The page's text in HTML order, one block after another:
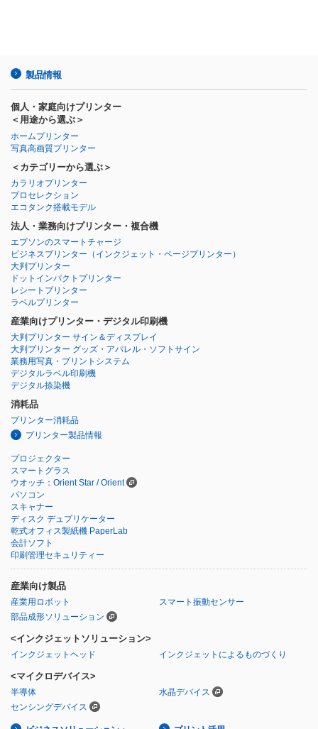
製品情報
個人・家庭向けプリンター
＜用途から選ぶ＞
ホームプリンター
写真高画質プリンター
＜カテゴリーから選ぶ＞
カラリオプリンター
プロセレクション
エコタンク搭載モデル
法人・業務向けプリンター・複合機
エプソンのスマートチャージ
ビジネスプリンター （インクジェット・ページプリンター）
大判プリンター
ドットインパクトプリンター
レシートプリンター
ラベルプリンター
産業向けプリンター・デジタル印刷機
大判プリンター サイン＆ディスプレイ
大判プリンター グッズ・アパレル・ソフトサイン
業務用写真・プリントシステム
デジタルラベル印刷機
デジタル捺染機
消耗品
プリンター消耗品
プリンター製品情報
プロジェクター
スマートグラス
ウオッチ：Orient Star / Orient
パソコン
スキャナー
ディスク デュプリケーター
乾式オフィス製紙機 PaperLab
会計ソフト
印刷管理セキュリティー
産業向け製品
産業用ロボット
スマート振動センサー
部品成形ソリューション
<インクジェットソリューション>
インクジェットヘッド インクジェットによるものづくり
<マイクロデバイス>
半導体
水晶デバイス
センシングデバイス